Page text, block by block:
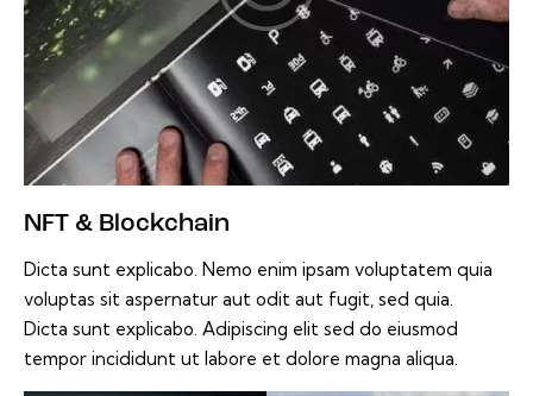
NFT & Blockchain
Dicta sunt explicabo. Nemo enim ipsam voluptatem quia
voluptas sit aspernatur aut odit aut fugit, sed quia.
Dicta sunt explicabo. Adipiscing elit sed do eiusmod
tempor incididunt ut labore et dolore magna aliqua.